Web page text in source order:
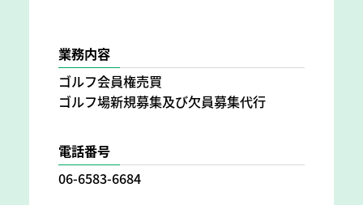
業務内容
ゴルフ会員権売買
ゴルフ場新規募集及び欠員募集代行
電話番号
06-6583-6684